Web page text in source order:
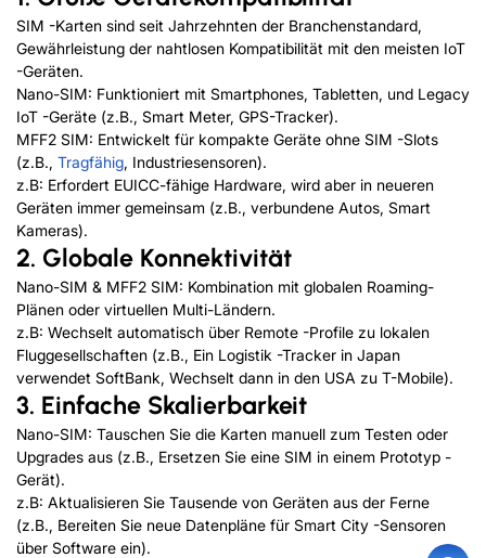
SIM -Karten sind seit Jahrzehnten der Branchenstandard,
Gewährleistung der nahtlosen Kompatibilität mit den meisten IoT
-Geräten.
Nano-SIM: Funktioniert mit Smartphones, Tabletten, und Legacy
IoT -Geräte (z.B., Smart Meter, GPS-Tracker).
MFF2 SIM: Entwickelt für kompakte Geräte ohne SIM -Slots
(z.B., Tragfähig, Industriesensoren).
z.B: Erfordert EUICC-fähige Hardware, wird aber in neueren
Geräten immer gemeinsam (z.B., verbundene Autos, Smart
Kameras).
2. Globale Konnektivität
Nano-SIM & MFF2 SIM: Kombination mit globalen Roaming-
Plänen oder virtuellen Multi-Ländern.
z.B: Wechselt automatisch über Remote -Profile zu lokalen
Fluggesellschaften (z.B., Ein Logistik -Tracker in Japan
verwendet SoftBank, Wechselt dann in den USA zu T-Mobile).
3. Einfache Skalierbarkeit
Nano-SIM: Tauschen Sie die Karten manuell zum Testen oder
Upgrades aus (z.B., Ersetzen Sie eine SIM in einem Prototyp -
Gerät).
z.B: Aktualisieren Sie Tausende von Geräten aus der Ferne
(z.B., Bereiten Sie neue Datenpläne für Smart City -Sensoren
über Software ein).